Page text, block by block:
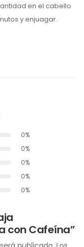
en el cabello
y enjuagar.
0%
0%
0%
0%
0%
con Cafeína”